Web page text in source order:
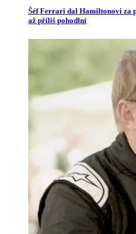
Šéf Ferrari dal Hamiltonovi za
až příliš pohodlní